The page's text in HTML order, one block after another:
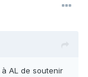
AL de soutenir